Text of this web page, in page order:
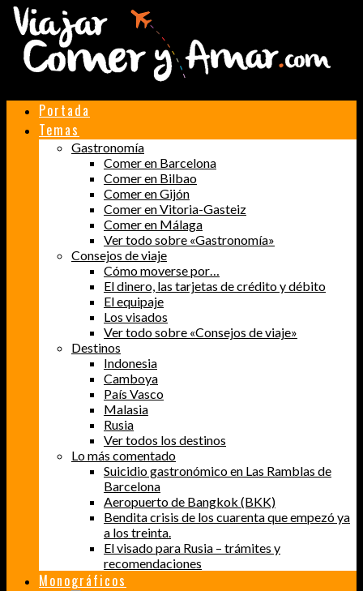
Portada
Temas
Gastronomía
Comer en Barcelona
Comer en Bilbao
Comer en Gijón
Comer en Vitoria-Gasteiz
Comer en Málaga
Ver todo sobre «Gastronomía»
Consejos de viaje
Cómo moverse por…
El dinero, las tarjetas de crédito y débito
El equipaje
Los visados
Ver todo sobre «Consejos de viaje»
Destinos
Indonesia
Camboya
País Vasco
Malasia
Rusia
Ver todos los destinos
Lo más comentado
Suicidio gastronómico en Las Ramblas de
Barcelona
Aeropuerto de Bangkok (BKK)
Bendita crisis de los cuarenta que empezó ya
a los treinta.
El visado para Rusia – trámites y
recomendaciones
Monográficos